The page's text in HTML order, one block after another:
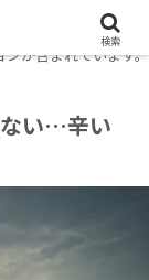
が含まれています。
ない…辛い
検索